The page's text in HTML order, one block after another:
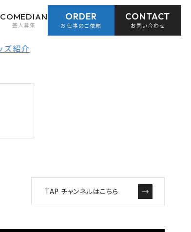
COMEDIAN
芸人募集
ORDER
お仕事のご依頼
CONTACT
お問い合わせ
TAP チャンネルはこちら